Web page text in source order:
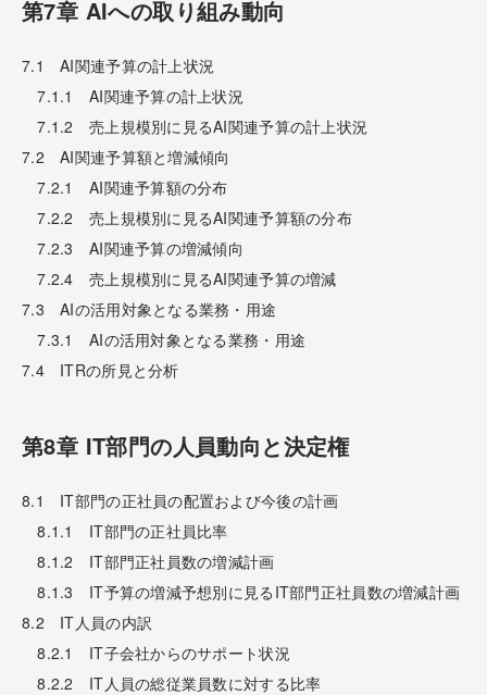
第7章 AIへの取り組み動向
7.1 AI関連予算の計上状況
7.1.1 AI関連予算の計上状況
7.1.2 売上規模別に見るAI関連予算の計上状況
7.2 AI関連予算額と増減傾向
7.2.1 AI関連予算額の分布
7.2.2 売上規模別に見るAI関連予算額の分布
7.2.3 AI関連予算の増減傾向
7.2.4 売上規模別に見るAI関連予算の増減
7.3 AIの活用対象となる業務・用途
7.3.1 AIの活用対象となる業務・用途
7.4 ITRの所見と分析
第8章 IT部門の人員動向と決定権
8.1 IT部門の正社員の配置および今後の計画
8.1.1 IT部門の正社員比率
8.1.2 IT部門正社員数の増減計画
8.1.3 IT予算の増減予想別に見るIT部門正社員数の増減計画
8.2 IT人員の内訳
8.2.1 IT子会社からのサポート状況
8.2.2 IT人員の総従業員数に対する比率